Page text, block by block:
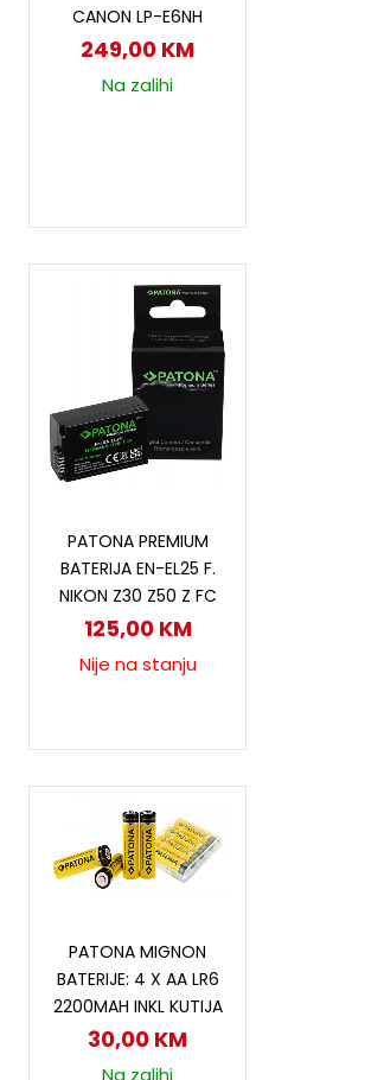
CANON LP-E6NH
249,00 KM
Na zalihi
PATONA PREMIUM
BATERIJA EN-EL25 F.
NIKON Z30 Z50 Z FC
125,00 KM
Nije na stanju
PATONA MIGNON
BATERIJE: 4 X AA LR6
2200MAH INKL KUTIJA
30,00 KM
Na zalihi